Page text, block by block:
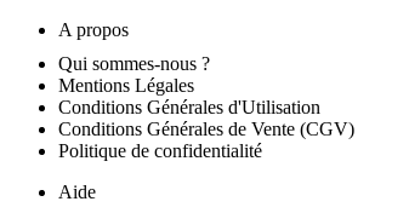
A propos
Qui sommes-nous ?
Mentions Légales
Conditions Générales d'Utilisation
Conditions Générales de Vente (CGV)
Politique de confidentialité
Aide